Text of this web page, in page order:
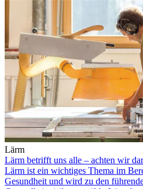
Lärm
Lärm betrifft uns alle – achten wir
Lärm ist ein wichtiges Thema im
Gesundheit und wird zu den